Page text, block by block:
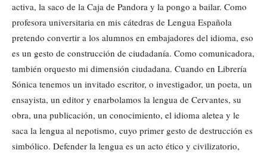
activa, la saco de la Caja de Pandora y la pongo a bailar. Como
profesora universitaria en mis cátedras de Lengua Española
pretendo convertir a los alumnos en embajadores del idioma, eso
es un gesto de construcción de ciudadanía. Como comunicadora,
también orquesto mi dimensión ciudadana. Cuando en Librería
Sónica tenemos un invitado escritor, o investigador, un poeta, un
ensayista, un editor y enarbolamos la lengua de Cervantes, su
obra, una publicación, un conocimiento, el idioma aletea y le
saca la lengua al nepotismo, cuyo primer gesto de destrucción es
simbólico. Defender la lengua es un acto ético y civilizatorio,